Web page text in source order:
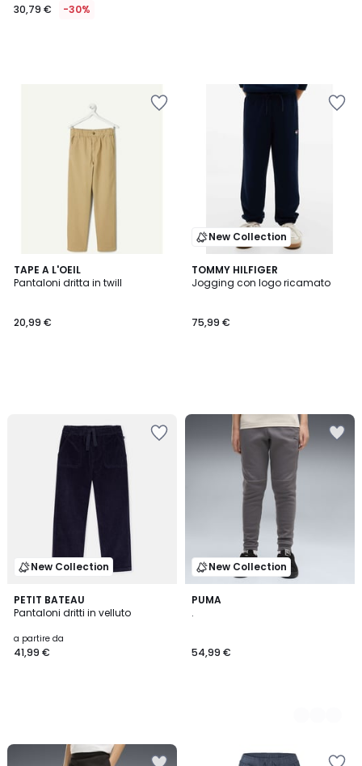
30,79 € -30%
TAPE A L'OEIL
Pantaloni dritta in twill
20,99 €
New Collection
TOMMY HILFIGER
Jogging con logo ricamato
75,99 €
New Collection
PETIT BATEAU
Pantaloni dritti in velluto
a partire da
41,99 €
New Collection
PUMA
.
54,99 €
2
Colori